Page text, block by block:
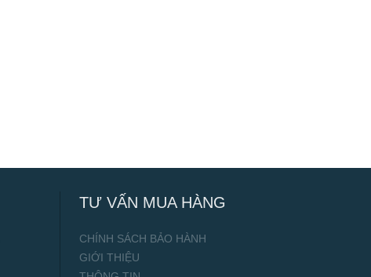
TƯ VẤN MUA HÀNG
CHÍNH SÁCH BẢO HÀNH
GIỚI THIỆU